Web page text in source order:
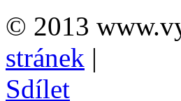
© 2013
stránek |
Sdílet